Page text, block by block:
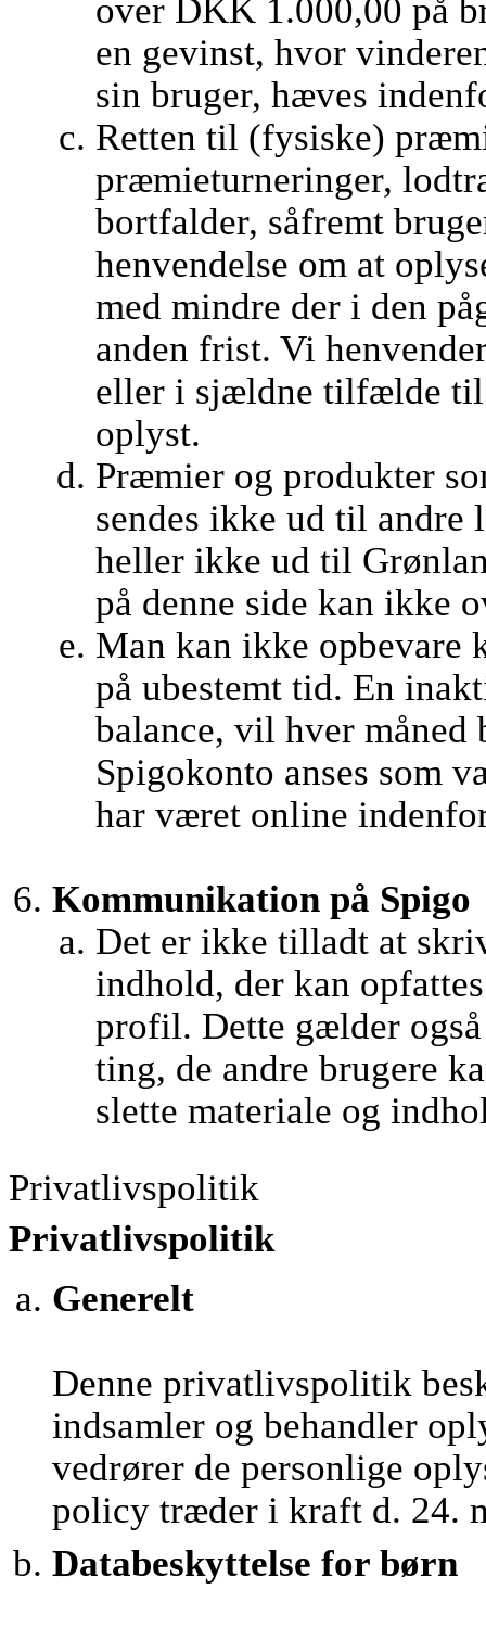
over DKK 1.000,00 på
en gevinst, hvor
sin bruger, hæves
Retten til (fysiske)
præmieturneringer,
bortfalder, såfremt
henvendelse om at
med mindre der i den
anden frist. Vi
eller i sjældne tilfælde til
oplyst.
Præmier og produkter
sendes ikke ud til andre
heller ikke ud til
på denne side kan ikke
Man kan ikke opbevare
på ubestemt tid. En
balance, vil hver
Spigokonto anses som
har været online
Kommunikation på Spigo
Det er ikke tilladt at
indhold, der kan
profil. Dette gælder
ting, de andre brugere
slette materiale og
Privatlivspolitik
Privatlivspolitik
Generelt
Denne privatlivspolitik
indsamler og behandler
vedrører de personlige
policy træder i kraft d. 24.
Databeskyttelse for børn